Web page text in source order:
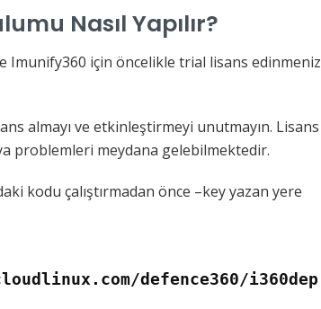
Nasıl Yapılır?
Imunify360 için öncelikle trial lisans edinmeniz
almayı ve etkinleştirmeyi unutmayın. Lisans
problemleri meydana gelebilmektedir.
kodu çalıştırmadan önce –key yazan yere
defence360/i360dep